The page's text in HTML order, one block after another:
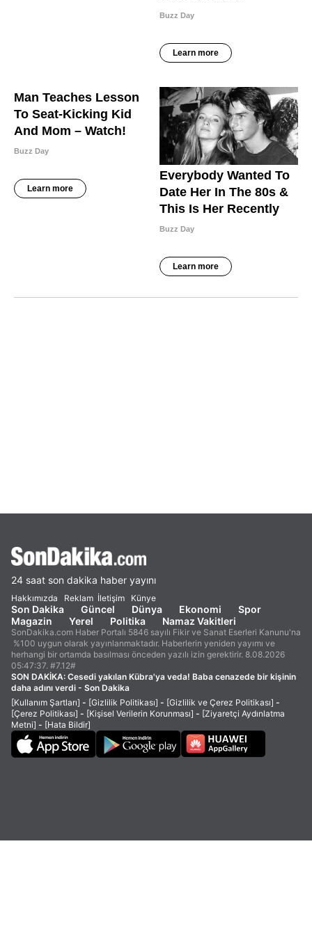
24 saat son dakika haber yayını
Hakkımızda Reklam İletişim Künye
Son Dakika Güncel Dünya Ekonomi
Spor
Magazin
Yerel Politika Namaz Vakitleri
SonDakika.com Haber Portalı 5846 sayılı Fikir ve Sanat Eserleri Kanunu'na
%100 uygun olarak yayınlanmaktadır. Haberlerin yeniden yayımı ve
herhangi bir ortamda basılması önceden yazılı izin gerektirir. 8.08.2026
05:47:37. #7.12#
SON DAKİKA: Cesedi yakılan Kübra'ya veda! Baba cenazede bir kişinin
daha adını verdi - Son Dakika
[Kullanım Şartları] - [Gizlilik Politikası] - [Gizlilik ve Çerez Politikası] -
[Çerez Politikası] - [Kişisel Verilerin Korunması] - [Ziyaretçi Aydınlatma
Metni] - [Hata Bildir]